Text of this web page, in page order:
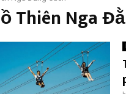
Thiên Nga